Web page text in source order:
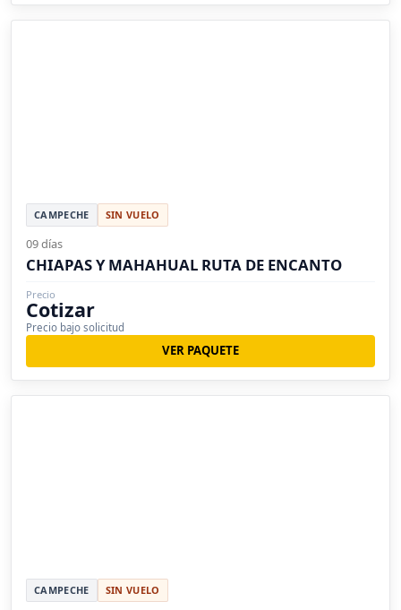
CAMPECHE SIN VUELO
09 días
CHIAPAS Y MAHAHUAL RUTA DE ENCANTO
Precio
Cotizar
Precio bajo solicitud
VER PAQUETE
CAMPECHE SIN VUELO